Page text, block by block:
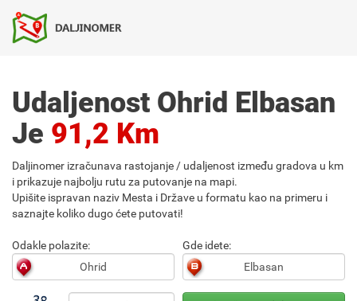
Udaljenost Ohrid Elbasan
Je 91,2 Km
Daljinomer izračunava rastojanje / udaljenost između gradova u km
i prikazuje najbolju rutu za putovanje na mapi.
Upišite ispravan naziv Mesta i Države u formatu kao na primeru i
saznajte koliko dugo ćete putovati!
Odakle polazite: Gde idete: